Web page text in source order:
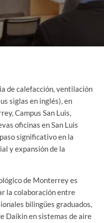
de calefacción, ventilación
siglas en inglés), en
Campus San Luis,
oficinas en San Luis
significativo en la
y expansión de la
de Monterrey es
la colaboración entre
bilingües graduados,
Daikin en sistemas de aire